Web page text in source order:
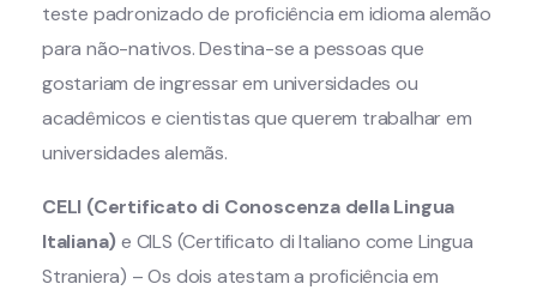
teste padronizado de proficiência em idioma alemão
para não-nativos. Destina-se a pessoas que
gostariam de ingressar em universidades ou
acadêmicos e cientistas que querem trabalhar em
universidades alemãs.
CELI (Certificato di Conoscenza della Lingua
Italiana) e CILS (Certificato di Italiano come Lingua
Straniera) – Os dois atestam a proficiência em